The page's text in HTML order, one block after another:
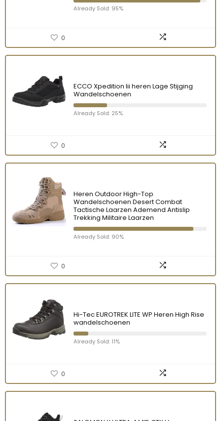
Already Sold: 95%
0
ECCO Xpedition Iii heren Lage Stijging
Wandelschoenen
Already Sold: 25%
0
Heren Outdoor High-Top
Wandelschoenen Desert Combat
Tactische Laarzen Ademend Antislip
Trekking Militaire Laarzen
Already Sold: 90%
0
Hi-Tec EUROTREK LITE WP Heren High Rise
wandelschoenen
Already Sold: 11%
0